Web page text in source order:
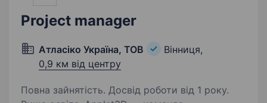
Project manager
Атласіко Україна, ТОВ
Вінниця,
0,9 км від центру
Повна зайнятість. Досвід роботи від 1 року.